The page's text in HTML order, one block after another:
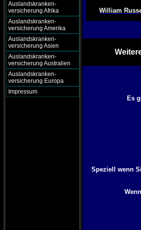
Auslandskranken-
versicherung Afrika
Auslandskranken-
versicherung Amerika
Auslandskranken-
versicherung Asien
Auslandskranken-
versicherung Australien
Auslandskranken-
versicherung Europa
Impressum
William
Es
Speziell wenn